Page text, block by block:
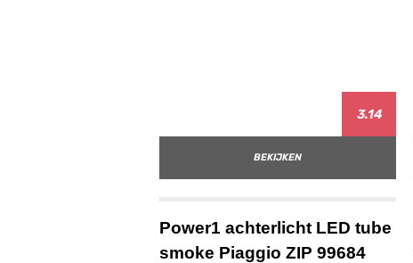
3.14
BEKIJKEN
Power1 achterlicht LED tube
smoke Piaggio ZIP 99684